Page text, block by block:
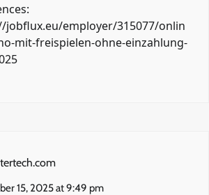
jobflux.eu/employer/315077/onlin
mit-freispielen-ohne-einzahlung-
15, 2025 at 9:49 pm